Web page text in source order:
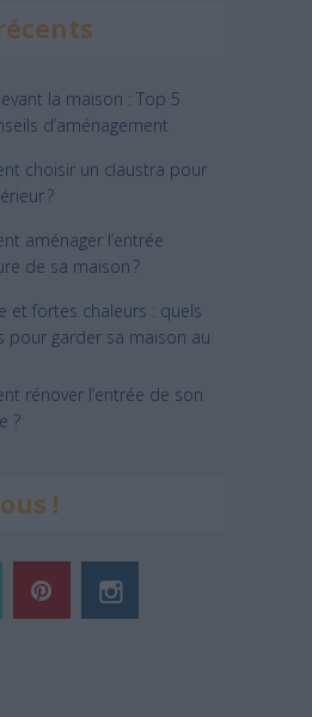
la maison : Top 5
d’aménagement
choisir un claustra pour
?
aménager l’entrée
de sa maison ?
et fortes chaleurs : quels
pour garder sa maison au
rénover l’entrée de son
?
!